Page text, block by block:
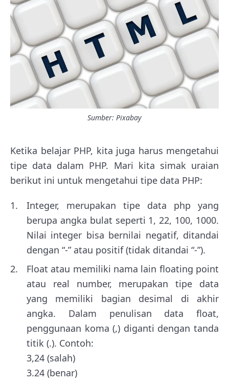
Sumber: Pixabay
Ketika belajar PHP, kita juga harus mengetahui
tipe data dalam PHP. Mari kita simak uraian
berikut ini untuk mengetahui tipe data PHP:
Integer, merupakan tipe data php yang
berupa angka bulat seperti 1, 22, 100, 1000.
Nilai integer bisa bernilai negatif, ditandai
dengan “-” atau positif (tidak ditandai “-”).
Float atau memiliki nama lain floating point
atau real number, merupakan tipe data
yang memiliki bagian desimal di akhir
angka. Dalam penulisan data float,
penggunaan koma (,) diganti dengan tanda
titik (.). Contoh:
3,24 (salah)
3.24 (benar)